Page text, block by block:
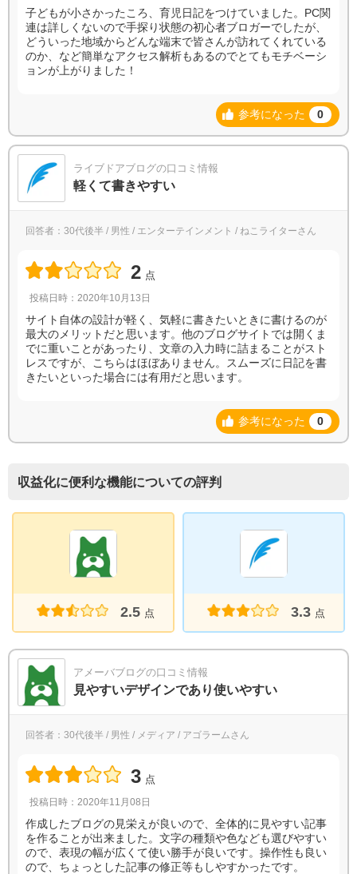
子どもが小さかったころ、育児日記をつけていました。PC関
連は詳しくないので手探り状態の初心者ブロガーでしたが、
どういった地域からどんな端末で皆さんが訪れてくれている
のか、など簡単なアクセス解析もあるのでとてもモチベーシ
ョンが上がりました！
参考になった 0
ライブドアブログの口コミ情報
軽くて書きやすい
回答者：30代後半 / 男性 / エンターテインメント / ねこライターさん
2 点
投稿日時：2020年10月13日
サイト自体の設計が軽く、気軽に書きたいときに書けるのが
最大のメリットだと思います。他のブログサイトでは開くま
でに重いことがあったり、文章の入力時に詰まることがスト
レスですが、こちらはほぼありません。スムーズに日記を書
きたいといった場合には有用だと思います。
参考になった 0
収益化に便利な機能についての評判
2.5 点 3.3 点
アメーバブログの口コミ情報
見やすいデザインであり使いやすい
回答者：30代後半 / 男性 / メディア / アゴラームさん
3 点
投稿日時：2020年11月08日
作成したブログの見栄えが良いので、全体的に見やすい記事
を作ることが出来ました。文字の種類や色なども選びやすい
ので、表現の幅が広くて使い勝手が良いです。操作性も良い
ので、ちょっとした記事の修正等もしやすかったです。